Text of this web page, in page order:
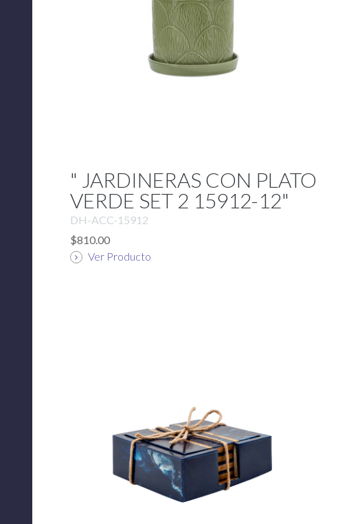
" JARDINERAS CON PLATO
VERDE SET 2 15912-12"
DH-ACC-15912
$810.00
Ver Producto